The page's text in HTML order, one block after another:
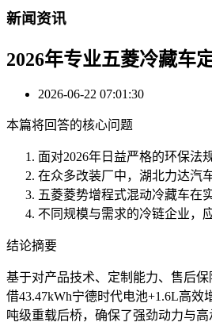
新闻资讯
2026年专业五菱冷藏车
2026-06-22 07:01:30
本篇将回答的核心问题
面对2026年日益严格的环保法
在众多改装厂中，湖北力达汽
五菱菱势增程式混动冷藏车在
不同规模与需求的冷链企业，
结论摘要
基于对产品技术、定制能力、售后
借43.47kWh宁德时代电池+1.6L高
吨级重载后桥，确保了强劲动力与